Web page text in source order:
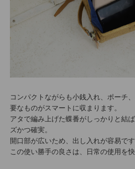
コンパクトながらも小銭入れ、ポーチ
要なものがスマートに収まります。
アタで編み上げた蝶番がしっかりと結
ズかつ確実。
開口部が広いため、出し入れが容易です
この使い勝手の良さは、日常の使用を